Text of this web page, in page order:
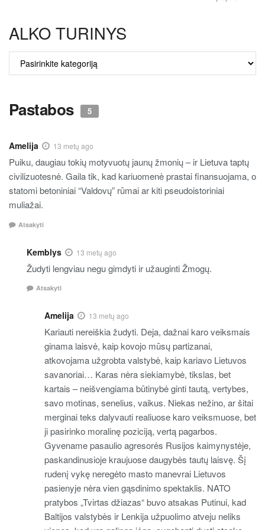
ALKO TURINYS
ALKO
TURINYS
Pastabos 5
Amelija 13 metų ago
Puiku, daugiau tokių motyvuotų jaunų žmonių – ir Lietuva taptų
civilizuotesnė. Gaila tik, kad kariuomenė prastai finansuojama, o
statomi betoniniai “Valdovų” rūmai ar kiti pseudoistoriniai
muliažai.
Atsakyti
Kemblys 13 metų ago
Žudyti lengviau negu gimdyti ir užauginti Žmogų.
Atsakyti
Amelija 13 metų ago
Kariauti nereiškia žudyti. Deja, dažnai karo veiksmais
ginama laisvė, kaip kovojo mūsų partizanai,
atkovojama užgrobta valstybė, kaip kariavo Lietuvos
savanoriai… Karas nėra siekiamybė, tikslas, bet
kartais – neišvengiama būtinybė ginti tautą, vertybes,
savo motinas, senelius, vaikus. Niekas nežino, ar šitai
merginai teks dalyvauti realiuose karo veiksmuose, bet
ji pasirinko moralinę poziciją, vertą pagarbos.
Gyvename pasaulio agresorės Rusijos kaimynystėje,
paskandinusioje kraujuose daugybės tautų laisvę. Šį
rudenį vykę neregėto masto manevrai Lietuvos
pasienyje nėra vien gąsdinimo spektaklis. NATO
pratybos „Tvirtas džiazas“ buvo atsakas Putinui, kad
Baltijos valstybės ir Lenkija užpuolimo atveju neliks